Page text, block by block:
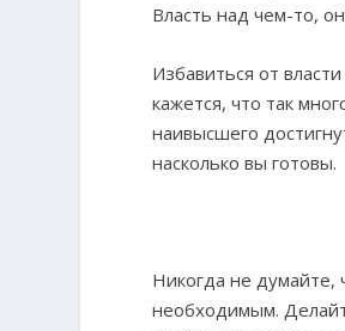
Власть над чем-то,
Избавиться от
кажется, что так
наивысшего
насколько вы готовы.
Никогда не думайте,
необходимым.